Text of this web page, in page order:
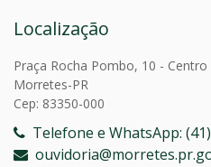
Localização
Praça Rocha Pombo, 10 - Centro
Morretes-PR
Cep: 83350-000
Telefone e WhatsApp: